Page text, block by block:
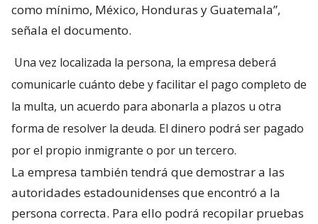
como mínimo, México, Honduras y Guatemala”,
señala el documento.
Una vez localizada la persona, la empresa deberá
comunicarle cuánto debe y facilitar el pago completo de
la multa, un acuerdo para abonarla a plazos u otra
forma de resolver la deuda. El dinero podrá ser pagado
por el propio inmigrante o por un tercero.
La empresa también tendrá que demostrar a las
autoridades estadounidenses que encontró a la
persona correcta. Para ello podrá recopilar pruebas